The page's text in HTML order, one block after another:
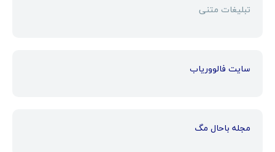
تبلیغات متنی
سایت فالووریاب
مجله باحال مگ